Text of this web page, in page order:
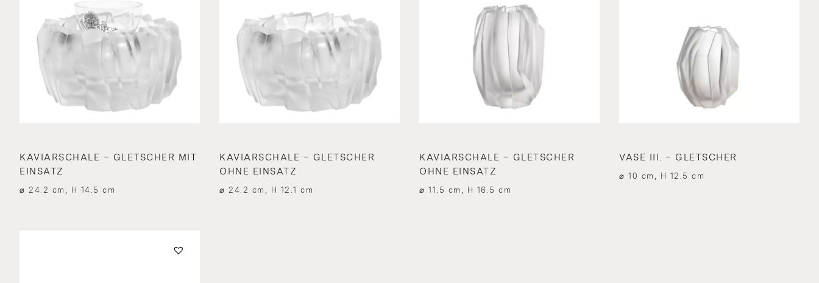
KAVIARSCHALE – GLETSCHER MIT
EINSATZ
⌀ 24.2 cm, H 14.5 cm
KAVIARSCHALE – GLETSCHER
OHNE EINSATZ
⌀ 24.2 cm, H 12.1 cm
KAVIARSCHALE – GLETSCHER
OHNE EINSATZ
⌀ 11.5 cm, H 16.5 cm
VASE III. – GLETSCHER
⌀ 10 cm, H 12.5 cm